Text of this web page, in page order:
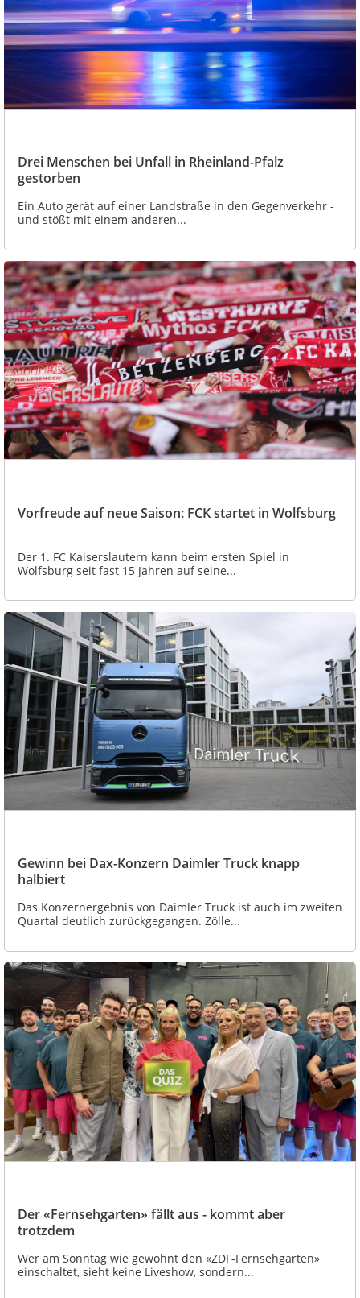
Drei Menschen bei Unfall in Rheinland-Pfalz
gestorben
Ein Auto gerät auf einer Landstraße in den Gegenverkehr -
und stößt mit einem anderen...
Vorfreude auf neue Saison: FCK startet in Wolfsburg
Der 1. FC Kaiserslautern kann beim ersten Spiel in
Wolfsburg seit fast 15 Jahren auf seine...
Gewinn bei Dax-Konzern Daimler Truck knapp
halbiert
Das Konzernergebnis von Daimler Truck ist auch im zweiten
Quartal deutlich zurückgegangen. Zölle...
Der «Fernsehgarten» fällt aus - kommt aber
trotzdem
Wer am Sonntag wie gewohnt den «ZDF-Fernsehgarten»
einschaltet, sieht keine Liveshow, sondern...